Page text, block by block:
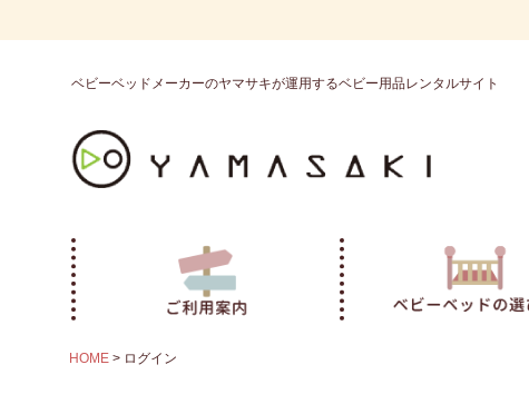
ベビーベッドメーカーのヤマサキが運用するベビー用品レンタルサイト
HOME ログイン